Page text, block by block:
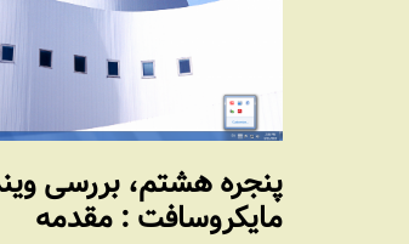
مایکروسافت : مقدمه